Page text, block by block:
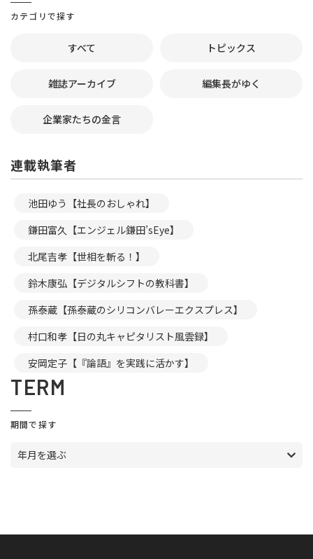
カテゴリで探す
すべて トピックス
雑誌アーカイブ 編集長がゆく
企業家たちの金言
連載執筆者
池田ゆう【社長のおしゃれ】
鎌田富久【エンジェル鎌田’sEye】
北尾吉孝【世相を斬る！】
鈴木康弘【デジタルシフトの教科書】
孫泰蔵【孫泰蔵のシリコンバレーエクスプレス】
村口和孝【日の丸キャピタリスト風雲録】
安岡定子【『論語』を実践に活かす】
TERM
期間で探す
年月を選ぶ